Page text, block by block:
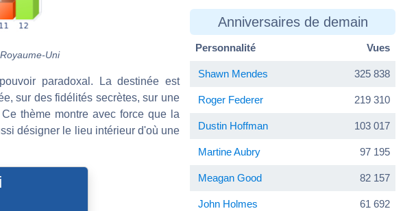
Uni
paradoxal. La destinée est
sur des fidélités secrètes, sur une
thème montre avec force que la
désigner le lieu intérieur d'où une
Anniversaires de demain
Personnalité Vues
Shawn Mendes 325 838
Roger Federer 219 310
Dustin Hoffman 103 017
Martine Aubry 97 195
Meagan Good 82 157
John Holmes 61 692